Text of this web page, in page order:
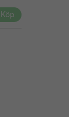
Köp